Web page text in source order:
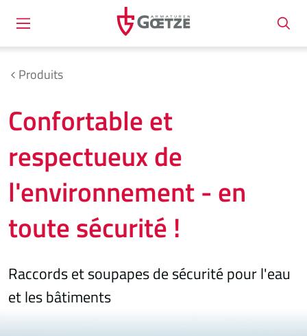
Produits
Confortable et
respectueux de
l'environnement - en
toute sécurité !
Raccords et soupapes de sécurité pour l'eau
et les bâtiments